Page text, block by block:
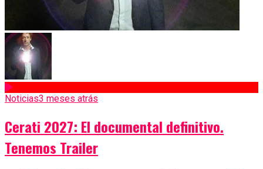
Noticias3 meses atrás
Cerati 2027: El documental definitivo.
Tenemos Trailer